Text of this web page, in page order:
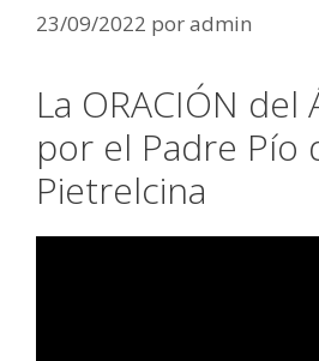
23/09/2022 poradmin
La ORACIÓN del
por el Padre Pío
Pietrelcina